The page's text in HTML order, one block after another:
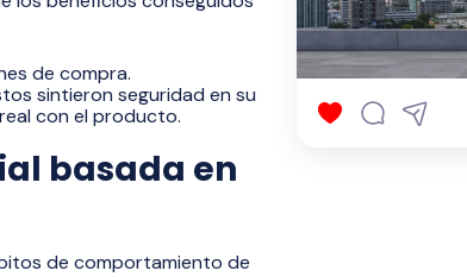
de compra.
sintieron seguridad en su
con el producto.
basada en
de comportamiento de